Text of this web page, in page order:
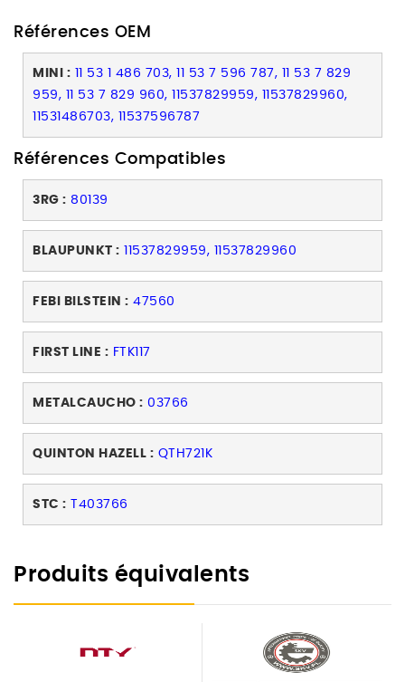
Références OEM
MINI :
11 53 1 486 703, 11 53 7 596 787, 11 53 7 829
959, 11 53 7 829 960, 11537829959, 11537829960,
11531486703, 11537596787
Références Compatibles
3RG : 80139
BLAUPUNKT : 11537829959, 11537829960
FEBI BILSTEIN : 47560
FIRST LINE : FTK117
METALCAUCHO : 03766
QUINTON HAZELL : QTH721K
STC : T403766
Produits équivalents